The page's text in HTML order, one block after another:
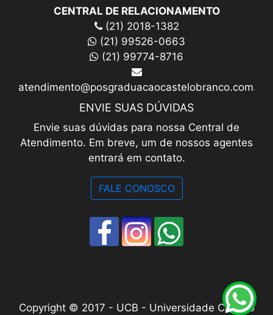
CENTRAL DE RELACIONAMENTO
(21) 2018-1382
(21) 99526-0663
(21) 99774-8716
atendimento@posgraduacaocastelobranco.com.br
ENVIE SUAS DÚVIDAS
Envie suas dúvidas para nossa Central de
Atendimento. Em breve, um de nossos agentes
entrará em contato.
FALE CONOSCO
Copyright © 2017 - UCB - Universidade Castelo